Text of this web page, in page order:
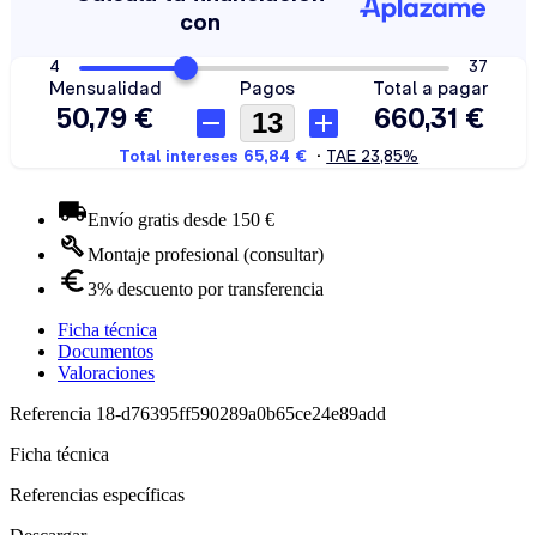
Envío gratis desde 150 €
Montaje profesional (consultar)
3% descuento por transferencia
Ficha técnica
Documentos
Valoraciones
Referencia 18-d76395ff590289a0b65ce24e89add
Ficha técnica
Referencias específicas